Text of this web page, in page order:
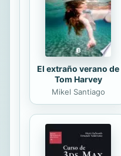
el
Dr.
El extraño verano de
Tom Harvey
Mikel Santiago